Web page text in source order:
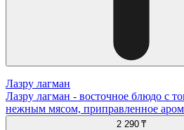
Лазру лагман
Лазру лагман - восточное блюдо с
нежным мясом, приправленное
2 290 ₸